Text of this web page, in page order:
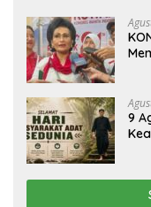
9